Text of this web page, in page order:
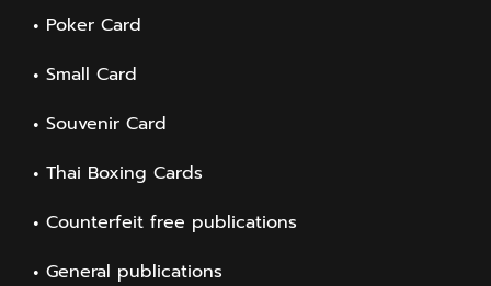
Poker Card
Small Card
Souvenir Card
Thai Boxing Cards
Counterfeit free publications
General publications